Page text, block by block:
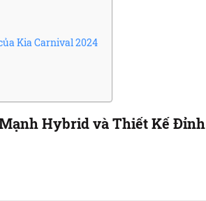
Kia Carnival 2024
Hybrid và Thiết Kế Đỉnh